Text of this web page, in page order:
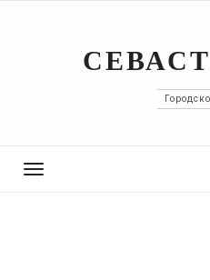
Toggle